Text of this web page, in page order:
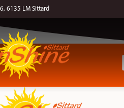
6135 LM Sittard
en het personeel is zeer